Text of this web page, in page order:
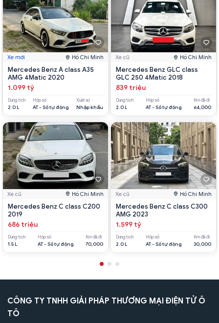
Xe mới Hồ Chí Minh
Mercedes Benz A class A35
AMG 4Matic 2020
1.099 tỷ
Dung tích
2.0 L
Hộp số
AT - Số tự động
Xuất xứ
Nhập khẩu
Xe cũ Hồ Chí Minh
Mercedes Benz C class C200
2019
686 triệu
Dung tích
1.5 L
Hộp số
AT - Số tự động
Km đã đi
70,000
Xe cũ Hồ Chí Minh
Mercedes Benz GLC class
GLC 250 4Matic 2018
839 triệu
Dung tích
2.0 L
Hộp số
AT - Số tự động
Km đã đi
64,000
Xe cũ Hồ Chí Minh
Mercedes Benz C class C300
AMG 2023
1.599 tỷ
Dung tích
2.0 L
Hộp số
AT - Số tự động
Km đã đi
30,000
CÔNG TY TNHH GIẢI PHÁP THƯƠNG MẠI ĐIỆN TỬ Ô
TÔ